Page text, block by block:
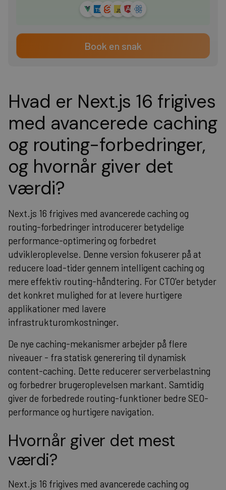
Hvad er Next.js 16 frigives
med avancerede caching
og routing-forbedringer,
og hvornår giver det
værdi?
Next.js 16 frigives med avancerede caching og
routing-forbedringer introducerer betydelige
performance-optimering og forbedret
udvikleroplevelse. Denne version fokuserer på at
reducere load-tider gennem intelligent caching og
mere effektiv routing-håndtering. For CTO'er betyder
det konkret mulighed for at levere hurtigere
applikationer med lavere
infrastrukturomkostninger.
De nye caching-mekanismer arbejder på flere
niveauer - fra statisk generering til dynamisk
content-caching. Dette reducerer serverbelastning
og forbedrer brugeroplevelsen markant. Samtidig
giver de forbedrede routing-funktioner bedre SEO-
performance og hurtigere navigation.
Hvornår giver det mest
værdi?
Next.js 16 frigives med avancerede caching og
Book en snak